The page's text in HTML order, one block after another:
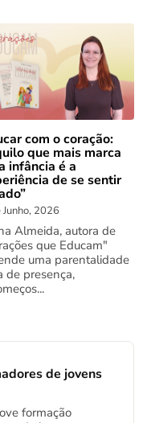
com o coração:
que mais marca
infância é a
de se sentir
2026
Almeida, autora de
que Educam"
uma parentalidade
de presença,
de jovens
formação